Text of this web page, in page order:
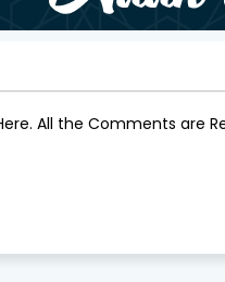
All the Comments are